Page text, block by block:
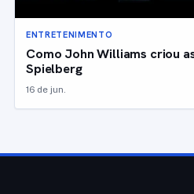
ENTRETENIMENTO
Como John Williams criou
Spielberg
16 de jun.